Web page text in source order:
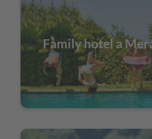
Family hotel a